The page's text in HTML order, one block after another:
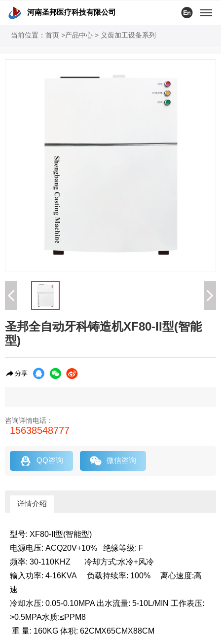
河南圣邦医疗科技有限公司 
当前位置：首页 >产品中心 > 义齿加工设备系列
圣邦全自动牙科铸造机XF80-II型(智能
型)
 分享   
咨询详情电话：
15638548777
 QQ咨询  微信咨询
详情介绍
型号: XF80-II型(智能型)
电源电压: ACQ20V+10% 绝缘等级: F
频率: 30-110KHZ 冷却方式:水冷+风冷
输入功率: 4-16KVA 负载持续率: 100% 离心速度:高
速
冷却水压: 0.05-0.10MPA 出水流量: 5-10L/MIN 工作表压:
>0.5MPA水质:≤PPM8
重 量: 160KG 体积: 62CMX65CMX88CM